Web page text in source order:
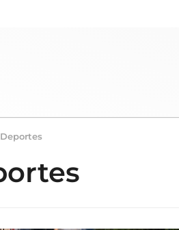
Deportes